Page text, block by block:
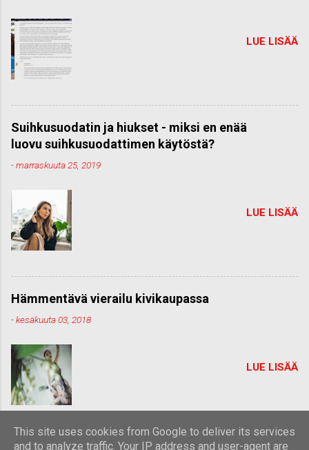
LUE LISÄÄ
Suihkusuodatin ja hiukset - miksi en enää
luovu suihkusuodattimen käytöstä?
-marraskuuta 25, 2019
LUE LISÄÄ
Hämmentävä vierailu kivikaupassa
-kesäkuuta 03, 2018
LUE LISÄÄ
This site uses cookies from Google to deliver its services
and to analyze traffic. Your IP address and user-agent are